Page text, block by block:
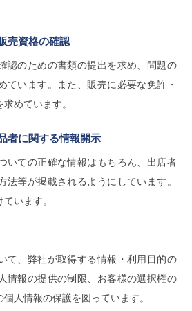
売資格の確認
認のための書類の提出を求め、問題の
ています。また、販売に必要な免許・
めています。
者に関する情報開示
いての正確な情報はもちろん、出店者
法等が掲載されるようにしています。
います。
て、弊社が取得する情報・利用目的の
情報の提供の制限、お客様の選択権の
人情報の保護を図っています。